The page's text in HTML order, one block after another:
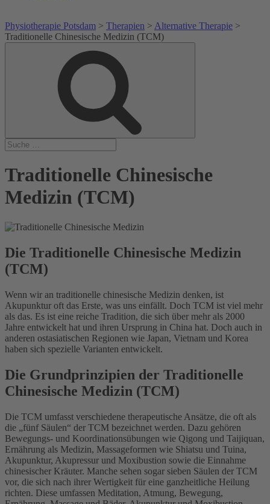
Physiotherapie Potsdam > Therapien > Alternative Therapie >
Traditionelle Chinesische Medizin (TCM)
Traditionelle Chinesische
Medizin (TCM)
Die Traditionelle Chinesische Medizin
(TCM)
Wenn wir an traditionelle chinesische Medizin denken, ist
Akupunktur oft das Erste, was uns einfällt. Doch TCM ist viel mehr
als das. Es ist eine reiche Tradition, die sich über mehr als 2000
Jahre entwickelt hat und ihren Ursprung in China hat. Doch auch in
anderen ostasiatischen Regionen wie Japan, Vietnam und Korea
haben sich spezielle Varianten entwickelt.
Die Grundprinzipien der Traditionelle
Chinesische Medizin (TCM)
Die TCM umfasst verschiedene therapeutische Ansätze, die oft als
die „fünf Säulen“ der TCM bezeichnet werden. Dazu gehören
Bewegungs- und Koordinationsübungen wie Qigong und Taijiquan,
Ernährung als Medizin, Massageformen wie Shiatsu und Tuina,
Akupunktur, Akupressur und Moxibustion sowie die Einnahme
chinesischer Kräuter. Manche sehen sogar sieben Säulen der TCM
vor, die sich nach ihrer Wertigkeit für eine ganzheitliche Heilung
richten. Diese umfassen Meditation, Atmung, Bewegung,